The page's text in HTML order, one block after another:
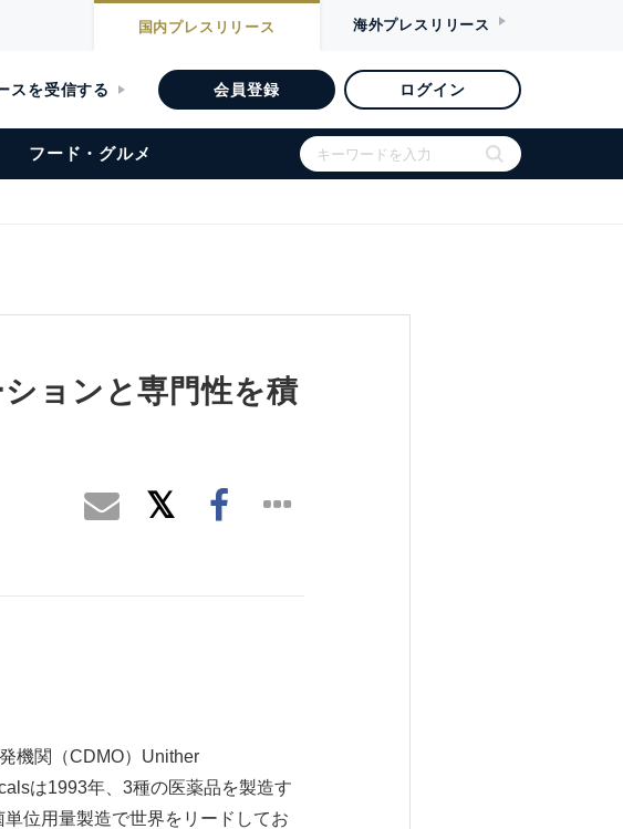
国内プレスリリース 海外プレスリリース
スを受信する 会員登録 ログイン
フード・グルメ
ョンと専門性を積
機関（CDMO）Unither
は1993年、3種の医薬品を製造す
位用量製造で世界をリードしてお